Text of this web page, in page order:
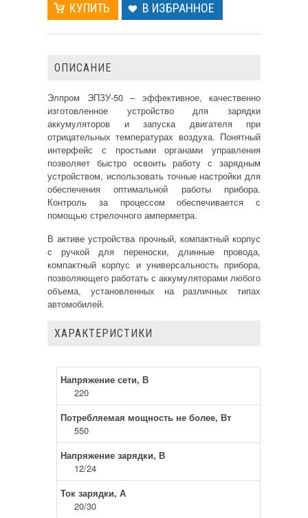
В ИЗБРАННОЕ
ОПИСАНИЕ
Элпром ЭПЗУ-50 – эффективное, качественно
изготовленное устройство для зарядки
аккумуляторов и запуска двигателя при
отрицательных температурах воздуха. Понятный
интерфейс с простыми органами управления
позволяет быстро освоить работу с зарядным
устройством, использовать точные настройки для
обеспечения оптимальной работы прибора.
Контроль за процессом обеспечивается с
помощью стрелочного амперметра.
В активе устройства прочный, компактный корпус
с ручкой для переноски, длинные провода,
компактный корпус и универсальность прибора,
позволяющего работать с аккумуляторами любого
объема, установленных на различных типах
автомобилей.
ХАРАКТЕРИСТИКИ
Напряжение сети, В
220
Потребляемая мощность не более, Вт
550
Напряжение зарядки, В
12/24
Ток зарядки, А
20/30